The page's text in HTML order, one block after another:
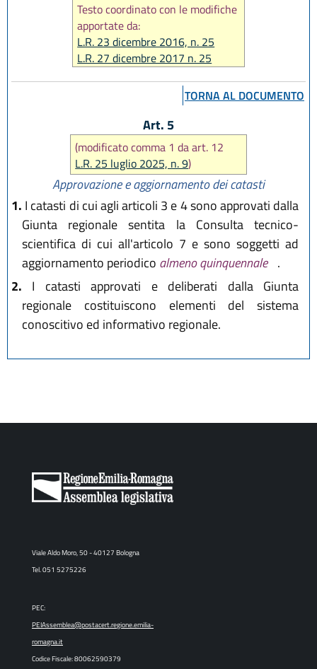
Testo coordinato con le modifiche
apportate da:
L.R. 23 dicembre 2016, n. 25
L.R. 27 dicembre 2017 n. 25
TORNA AL DOCUMENTO
Art. 5
(modificato comma 1 da art. 12
L.R. 25 luglio 2025, n. 9)
Approvazione e aggiornamento dei catasti
1. I catasti di cui agli articoli 3 e 4 sono approvati dalla
Giunta regionale sentita la Consulta tecnico-
scientifica di cui all'articolo 7 e sono soggetti ad
aggiornamento periodico almeno quinquennale .
2. I catasti approvati e deliberati dalla Giunta
regionale costituiscono elementi del sistema
conoscitivo ed informativo regionale.
Viale Aldo Moro, 50 - 40127 Bologna
Tel. 051 5275226
PEC:
PEIAssemblea@postacert.regione.emilia-
romagna.it
Codice Fiscale: 80062590379